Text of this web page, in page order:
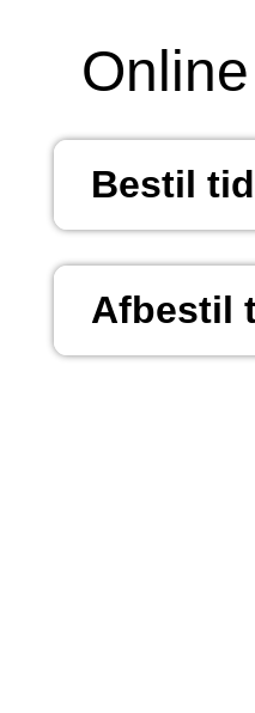
Online
Bestil tid
Afbestil